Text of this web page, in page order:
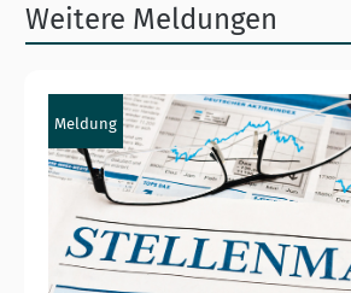
Weitere Meldungen
Meldung